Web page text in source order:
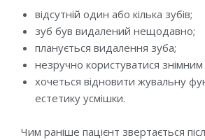
відсутній один або кілька зубів;
зуб був видалений нещодавно;
планується видалення зуба;
незручно користуватися
хочеться відновити жувальну
естетику усмішки.
Чим раніше пацієнт звертається